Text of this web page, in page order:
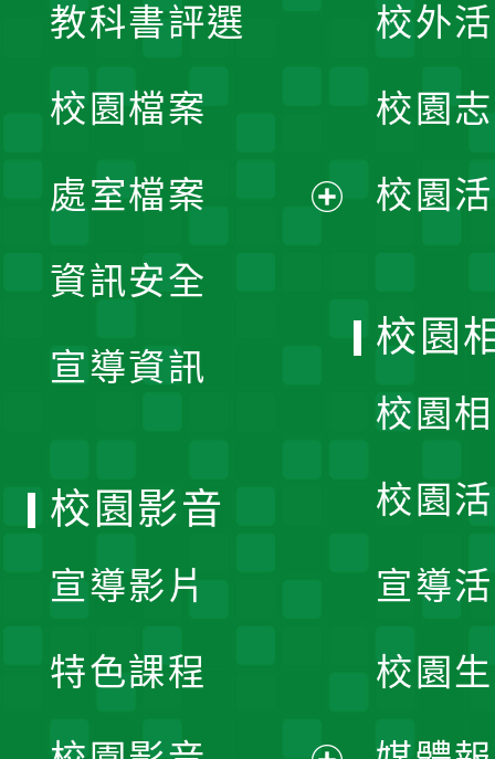
單
教科書評選
校園檔案
處室檔案
資訊安全
宣導資訊
校外
校園
校園
校園
校園
校園
宣導
校園
校園影音
宣導影片
特色課程